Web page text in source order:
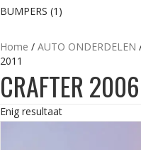
BUMPERS (1)
Home / AUTO ONDERDELEN
2011
CRAFTER
Enig resultaat